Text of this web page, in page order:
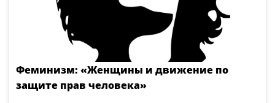
Феминизм: «Женщины и движение по
защите прав человека»